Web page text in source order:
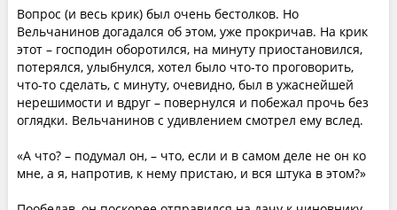
Вопрос (и весь крик) был очень бестолков. Но
Вельчанинов догадался об этом, уже прокричав. На крик
этот – господин оборотился, на минуту приостановился,
потерялся, улыбнулся, хотел было что-то проговорить,
что-то сделать, с минуту, очевидно, был в ужаснейшей
нерешимости и вдруг – повернулся и побежал прочь без
оглядки. Вельчанинов с удивлением смотрел ему вслед.
«А что? – подумал он, – что, если и в самом деле не он ко
мне, а я, напротив, к нему пристаю, и вся штука в этом?»